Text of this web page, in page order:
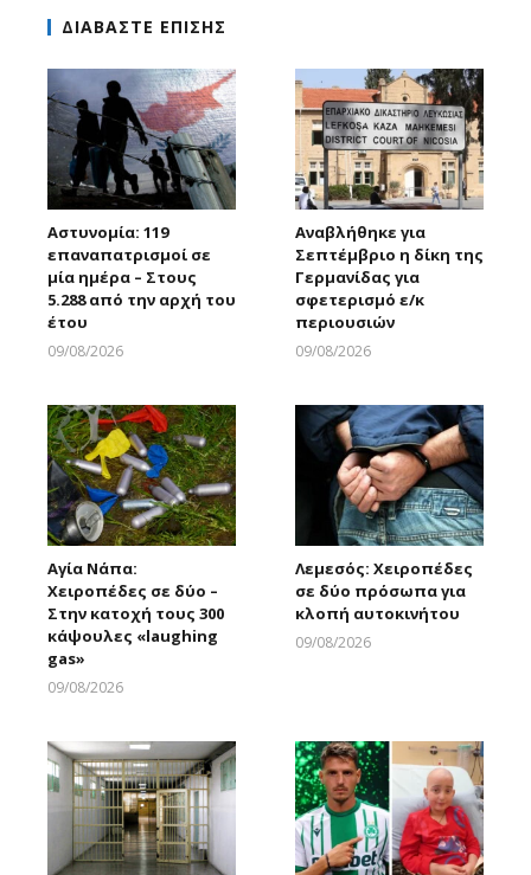
ΔΙΑΒΑΣΤΕ ΕΠΙΣΗΣ
Αστυνομία: 119
επαναπατρισμοί σε
μία ημέρα – Στους
5.288 από την αρχή του
έτου
09/08/2026
Αναβλήθηκε για
Σεπτέμβριο η δίκη της
Γερμανίδας για
σφετερισμό ε/κ
περιουσιών
09/08/2026
Αγία Νάπα:
Χειροπέδες σε δύο –
Στην κατοχή τους 300
κάψουλες «laughing
gas»
09/08/2026
Λεμεσός: Χειροπέδες
σε δύο πρόσωπα για
κλοπή αυτοκινήτου
09/08/2026